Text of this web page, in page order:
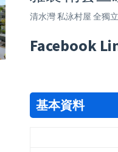
清水灣 私泳村屋 全獨
Facebook
基本資料